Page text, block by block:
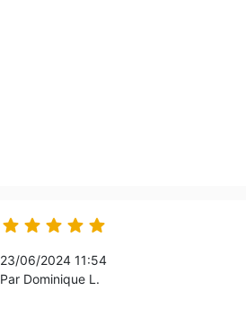
    
23/06/2024 11:54
Par Dominique L.